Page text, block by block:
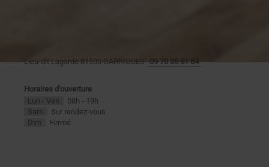
Lieu-dit Lagarde 81500 GARRIGUES 09 70 35 51 84
Horaires d'ouverture
Lun - Ven
08h - 19h
Sam
Sur rendez-vous
Dim
Fermé